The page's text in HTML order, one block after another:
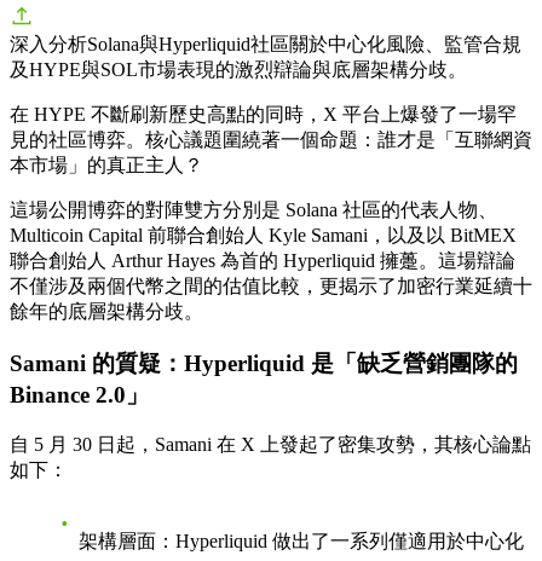
深入分析Solana與Hyperliquid社區關於中心化風險、監管合規
及HYPE與SOL市場表現的激烈辯論與底層架構分歧。
在 HYPE 不斷刷新歷史高點的同時，X 平台上爆發了一場罕
見的社區博弈。核心議題圍繞著一個命題：誰才是「互聯網資
本市場」的真正主人？
這場公開博弈的對陣雙方分別是 Solana 社區的代表人物、
Multicoin Capital 前聯合創始人 Kyle Samani，以及以 BitMEX
聯合創始人 Arthur Hayes 為首的 Hyperliquid 擁躉。這場辯論
不僅涉及兩個代幣之間的估值比較，更揭示了加密行業延續十
餘年的底層架構分歧。
Samani 的質疑：Hyperliquid 是「缺乏營銷團隊的
Binance 2.0」
自 5 月 30 日起，Samani 在 X 上發起了密集攻勢，其核心論點
如下：
架構層面 ：Hyperliquid 做出了一系列僅適用於中心化